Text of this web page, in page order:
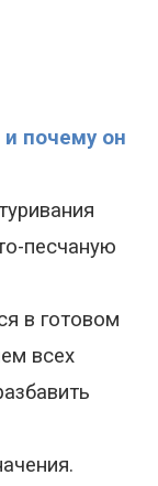
почему он
песчаную
в готовом
всех